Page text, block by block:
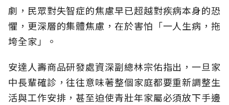
劇，民眾對失智症的焦慮早已超越對疾病本身的恐
懼，更深層的集體焦慮，在於害怕「一人生病，拖
垮全家」。
安達人壽商品研發處資深副總林宗佑指出，一旦家
中長輩確診，往往意味著整個家庭都要重新調整生
活與工作安排，甚至迫使青壯年家屬必須放下手邊